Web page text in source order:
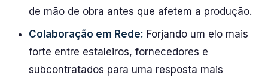
de mão de obra antes que afetem a produção.
Colaboração em Rede: Forjando um elo mais
forte entre estaleiros, fornecedores e
subcontratados para uma resposta mais